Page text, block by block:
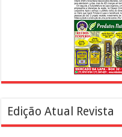
Edição Atual Revista